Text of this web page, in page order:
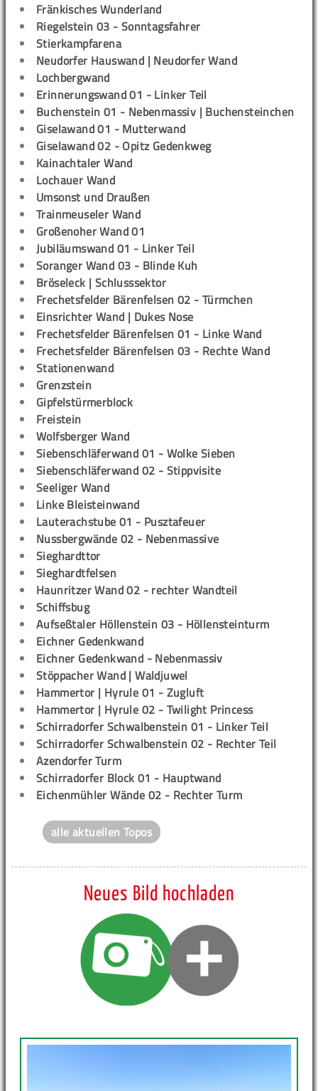
Fränkisches Wunderland
Riegelstein 03 - Sonntagsfahrer
Stierkampfarena
Neudorfer Hauswand | Neudorfer Wand
Lochbergwand
Erinnerungswand 01 - Linker Teil
Buchenstein 01 - Nebenmassiv | Buchensteinchen
Giselawand 01 - Mutterwand
Giselawand 02 - Opitz Gedenkweg
Kainachtaler Wand
Lochauer Wand
Umsonst und Draußen
Trainmeuseler Wand
Großenoher Wand 01
Jubiläumswand 01 - Linker Teil
Soranger Wand 03 - Blinde Kuh
Bröseleck | Schlusssektor
Frechetsfelder Bärenfelsen 02 - Türmchen
Einsrichter Wand | Dukes Nose
Frechetsfelder Bärenfelsen 01 - Linke Wand
Frechetsfelder Bärenfelsen 03 - Rechte Wand
Stationenwand
Grenzstein
Gipfelstürmerblock
Freistein
Wolfsberger Wand
Siebenschläferwand 01 - Wolke Sieben
Siebenschläferwand 02 - Stippvisite
Seeliger Wand
Linke Bleisteinwand
Lauterachstube 01 - Pusztafeuer
Nussbergwände 02 - Nebenmassive
Sieghardttor
Sieghardtfelsen
Haunritzer Wand 02 - rechter Wandteil
Schiffsbug
Aufseßtaler Höllenstein 03 - Höllensteinturm
Eichner Gedenkwand
Eichner Gedenkwand - Nebenmassiv
Stöppacher Wand | Waldjuwel
Hammertor | Hyrule 01 - Zugluft
Hammertor | Hyrule 02 - Twilight Princess
Schirradorfer Schwalbenstein 01 - Linker Teil
Schirradorfer Schwalbenstein 02 - Rechter Teil
Azendorfer Turm
Schirradorfer Block 01 - Hauptwand
Eichenmühler Wände 02 - Rechter Turm
alle aktuellen Topos
Neues Bild hochladen